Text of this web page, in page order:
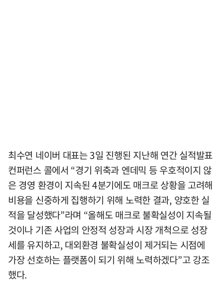
최수연 네이버 대표는 3일 진행된 지난해 연간 실적발표
컨퍼런스 콜에서 “경기 위축과 엔데믹 등 우호적이지 않
은 경영 환경이 지속된 4분기에도 매크로 상황을 고려해
비용을 신중하게 집행하기 위해 노력한 결과, 양호한 실
적을 달성했다”라며 “올해도 매크로 불확실성이 지속될
것이나 기존 사업의 안정적 성장과 시장 개척으로 성장
세를 유지하고, 대외환경 불확실성이 제거되는 시점에
가장 선호하는 플랫폼이 되기 위해 노력하겠다”고 강조
했다.